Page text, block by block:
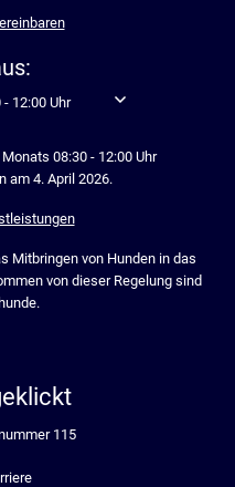
oder Schließzeiten
- 12:00Uhr Von 08:00 bis 12:00
08:30 - 12:00 Uhr
am 4. April 2026.
Mitbringen von Hunden in das
von dieser Regelung sind
115